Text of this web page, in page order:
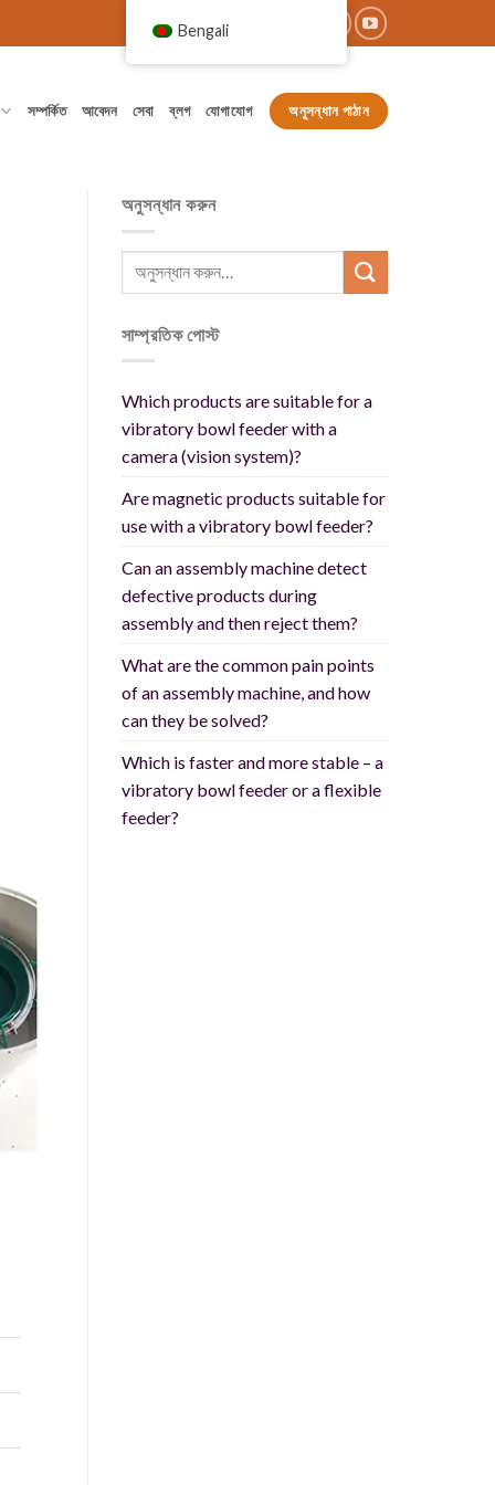
সম্পর্কিত আবেদন সেবা ব্লগ যোগাযোগ অনুসন্ধান পাঠান
অনুসন্ধান করুন
সাম্প্রতিক পোস্ট
Which products are suitable for a
vibratory bowl feeder with a
camera (vision system)?
Are magnetic products suitable for
use with a vibratory bowl feeder?
Can an assembly machine detect
defective products during
assembly and then reject them?
What are the common pain points
of an assembly machine, and how
can they be solved?
Which is faster and more stable – a
vibratory bowl feeder or a flexible
feeder?
Bengali